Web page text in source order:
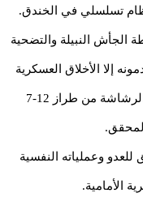
تسلسلي في الخندق.
الجأش النبيلة والتضحية
إلا الأخلاق العسكرية
المجردة ومروءتهم أو رجولتهم أمام المدافع الرشاشة من طراز 12-7
للعدو وعملياته النفسية
الأمامية.